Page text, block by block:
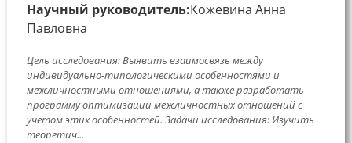
Научный руководитель:Кожевина Анна
Павловна
Цель исследования: Выявить взаимосвязь между
индивидуально-типологическими особенностями и
межличностными отношениями, а также разработать
программу оптимизации межличностных отношений с
учетом этих особенностей. Задачи исследования: Изучить
теоретич...